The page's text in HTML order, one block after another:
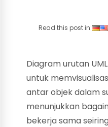
Read this post in:
Diagram urutan
untuk
antar objek dalam
menunjukkan
bekerja sama